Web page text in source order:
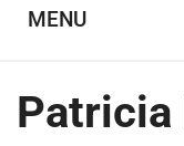
MENU
Patricia